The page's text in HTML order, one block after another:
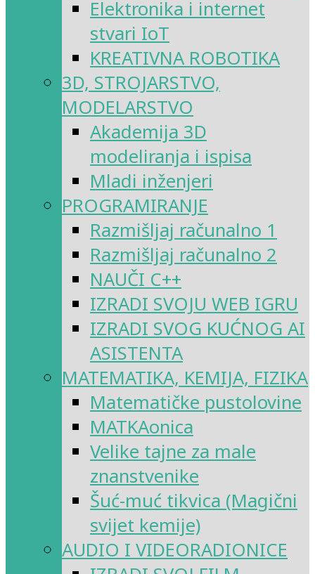
Elektronika i internet
stvari IoT
KREATIVNA ROBOTIKA
3D, STROJARSTVO,
MODELARSTVO
Akademija 3D
modeliranja i ispisa
Mladi inženjeri
PROGRAMIRANJE
Razmišljaj računalno 1
Razmišljaj računalno 2
NAUČI C++
IZRADI SVOJU WEB IGRU
IZRADI SVOG KUĆNOG AI
ASISTENTA
MATEMATIKA, KEMIJA, FIZIKA
Matematičke pustolovine
MATKAonica
Velike tajne za male
znanstvenike
Šuć-muć tikvica (Magični
svijet kemije)
AUDIO I VIDEORADIONICE